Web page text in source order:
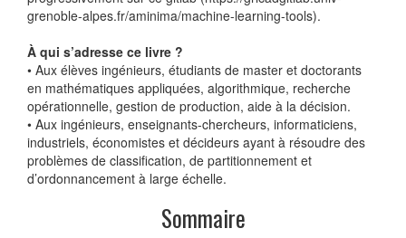
grenoble-alpes.fr/aminima/machine-learning-tools).
À qui s’adresse ce livre ?
• Aux élèves ingénieurs, étudiants de master et doctorants
en mathématiques appliquées, algorithmique, recherche
opérationnelle, gestion de production, aide à la décision.
• Aux ingénieurs, enseignants-chercheurs, informaticiens,
industriels, économistes et décideurs ayant à résoudre des
problèmes de classification, de partitionnement et
d’ordonnancement à large échelle.
Sommaire